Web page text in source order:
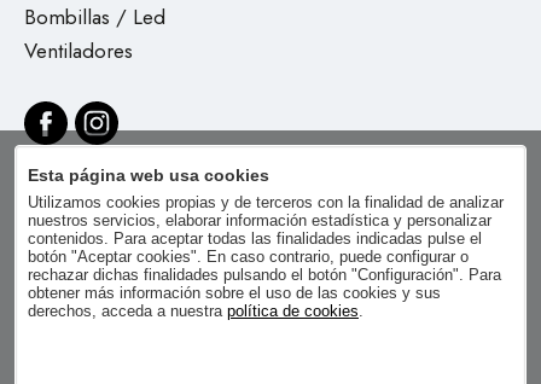
Bombillas / Led
Ventiladores
Esta página web usa cookies
Utilizamos cookies propias y de terceros con la finalidad de analizar
nuestros servicios, elaborar información estadística y personalizar
contenidos. Para aceptar todas las finalidades indicadas pulse el
botón "Aceptar cookies". En caso contrario, puede configurar o
rechazar dichas finalidades pulsando el botón "Configuración". Para
obtener más información sobre el uso de las cookies y sus
derechos, acceda a nuestra política de cookies.